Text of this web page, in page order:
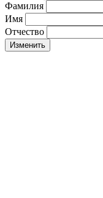
Фамилия
Имя
Отчество
Изменить